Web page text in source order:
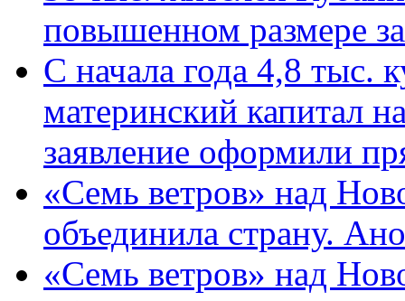
повышенном размере
С начала года 4,8 тыс.
материнский капитал
заявление оформили
«Семь ветров» над
объединила страну.
«Семь ветров» над